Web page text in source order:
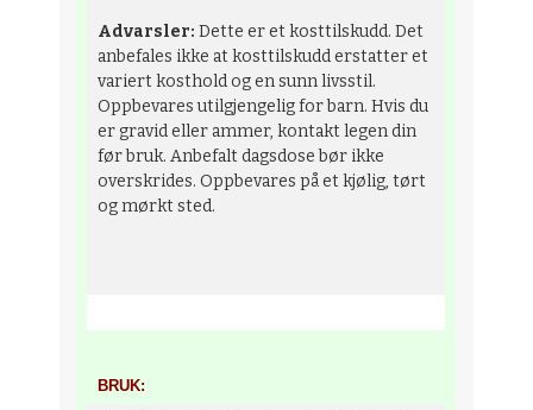
Advarsler: Dette er et kosttilskudd. Det
anbefales ikke at kosttilskudd erstatter et
variert kosthold og en sunn livsstil.
Oppbevares utilgjengelig for barn. Hvis du
er gravid eller ammer, kontakt legen din
før bruk. Anbefalt dagsdose bør ikke
overskrides. Oppbevares på et kjølig, tørt
og mørkt sted.
BRUK: